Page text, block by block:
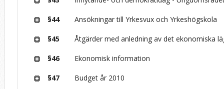
§44 Ansökningar till Yrkesvux och Yrkeshögskola
§45 Åtgärder med anledning av det ekonomiska
§46 Ekonomisk information
§47 Budget år 2010